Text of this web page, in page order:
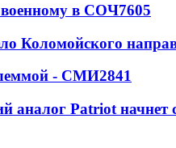
в СОЧ7605
Коломойского
- СМИ2841
аналог Patriot начнет